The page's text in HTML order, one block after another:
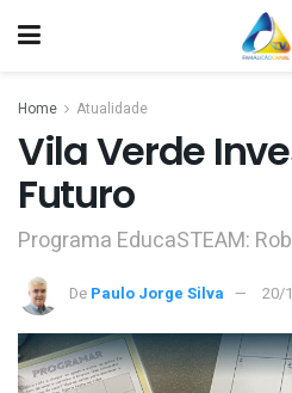
Home Atualidade
Vila Verde
Futuro
Programa EducaSTEAM:
De Paulo Jorge Silva 20/